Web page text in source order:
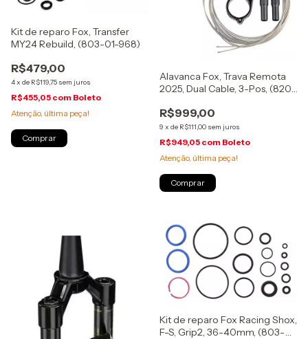
Kit de reparo Fox, Transfer
MY24 Rebuild, (803-01-968)
R$479,00
4x de R$119,75 sem juros
R$455,05 com Boleto
Atenção, última peça!
Alavanca Fox, Trava Remota
2025, Dual Cable, 3-Pos, (820-
R$999,00
9 x de R$111,00 sem juros
R$949,05 com Boleto
Atenção, última peça!
Kit de reparo Fox Racing Shox,
F-S, Grip2, 36-40mm, (803-